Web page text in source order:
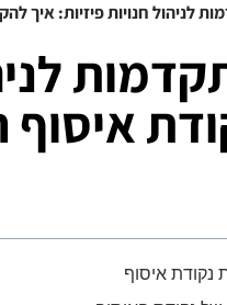
לניהול חנויות פיזיות: איך
איסוף